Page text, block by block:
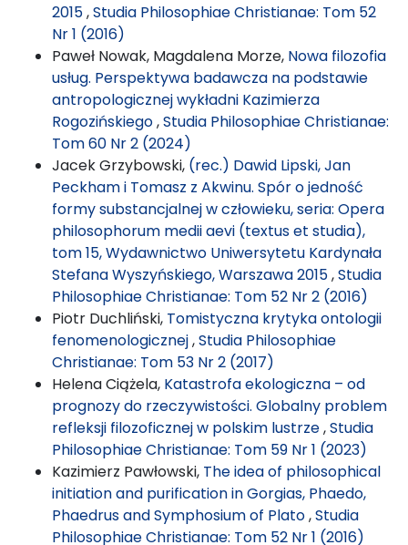
2015,Studia Philosophiae Christianae: Tom 52
Nr 1 (2016)
Paweł Nowak, Magdalena Morze, Nowa filozofia
usług. Perspektywa badawcza na podstawie
antropologicznej wykładni Kazimierza
Rogozińskiego,Studia Philosophiae Christianae:
Tom 60 Nr 2 (2024)
Jacek Grzybowski, (rec.) Dawid Lipski, Jan
Peckham i Tomasz z Akwinu. Spór o jedność
formy substancjalnej w człowieku, seria: Opera
philosophorum medii aevi (textus et studia),
tom 15, Wydawnictwo Uniwersytetu Kardynała
Stefana Wyszyńskiego, Warszawa 2015,Studia
Philosophiae Christianae: Tom 52 Nr 2 (2016)
Piotr Duchliński, Tomistyczna krytyka ontologii
fenomenologicznej,Studia Philosophiae
Christianae: Tom 53 Nr 2 (2017)
Helena Ciążela, Katastrofa ekologiczna – od
prognozy do rzeczywistości. Globalny problem
refleksji filozoficznej w polskim lustrze,Studia
Philosophiae Christianae: Tom 59 Nr 1 (2023)
Kazimierz Pawłowski, The idea of philosophical
initiation and purification in Gorgias, Phaedo,
Phaedrus and Symphosium of Plato,Studia
Philosophiae Christianae: Tom 52 Nr 1 (2016)